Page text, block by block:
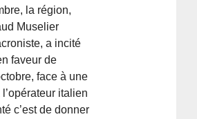
la région,
Muselier
a incité
faveur de
face à une
italien
c’est de donner